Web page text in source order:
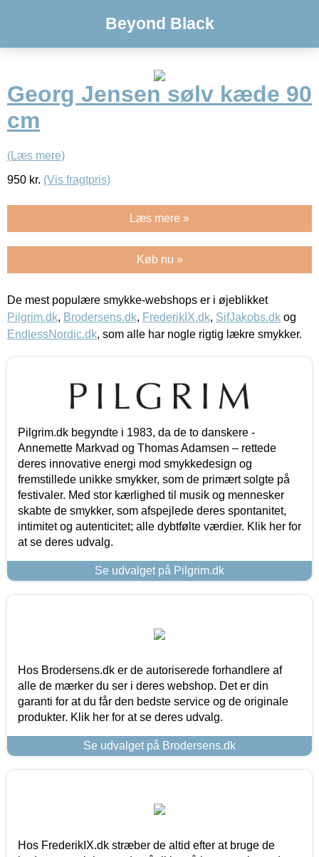
Beyond Black
Georg Jensen sølv kæde 90
cm
(Læs mere)
950 kr. (Vis fragtpris)
Læs mere »
Køb nu »
De mest populære smykke-webshops er i øjeblikket
Pilgrim.dk, Brodersens.dk, FrederikIX.dk, SifJakobs.dk og
EndlessNordic.dk, som alle har nogle rigtig lækre smykker.
Pilgrim.dk begyndte i 1983, da de to danskere -
Annemette Markvad og Thomas Adamsen – rettede
deres innovative energi mod smykkedesign og
fremstillede unikke smykker, som de primært solgte på
festivaler. Med stor kærlighed til musik og mennesker
skabte de smykker, som afspejlede deres spontanitet,
intimitet og autenticitet; alle dybtfølte værdier. Klik her for
at se deres udvalg.
Se udvalget på Pilgrim.dk
Hos Brodersens.dk er de autoriserede forhandlere af
alle de mærker du ser i deres webshop. Det er din
garanti for at du får den bedste service og de originale
produkter. Klik her for at se deres udvalg.
Se udvalget på Brodersens.dk
Hos FrederikIX.dk stræber de altid efter at bruge de